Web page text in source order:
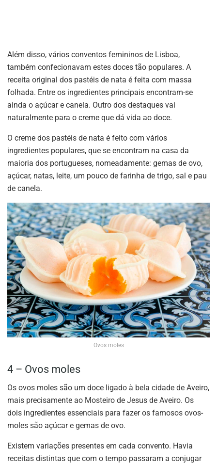
Além disso, vários conventos femininos de Lisboa,
também confecionavam estes doces tão populares. A
receita original dos pastéis de nata é feita com massa
folhada. Entre os ingredientes principais encontram-se
ainda o açúcar e canela. Outro dos destaques vai
naturalmente para o creme que dá vida ao doce.
O creme dos pastéis de nata é feito com vários
ingredientes populares, que se encontram na casa da
maioria dos portugueses, nomeadamente: gemas de ovo,
açúcar, natas, leite, um pouco de farinha de trigo, sal e pau
de canela.
Ovos moles
4 – Ovos moles
Os ovos moles são um doce ligado à bela cidade de Aveiro,
mais precisamente ao Mosteiro de Jesus de Aveiro. Os
dois ingredientes essenciais para fazer os famosos ovos-
moles são açúcar e gemas de ovo.
Existem variações presentes em cada convento. Havia
receitas distintas que com o tempo passaram a conjugar